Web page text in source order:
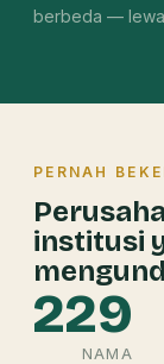
berbeda —
PERNAH
institusi
229
NAMA